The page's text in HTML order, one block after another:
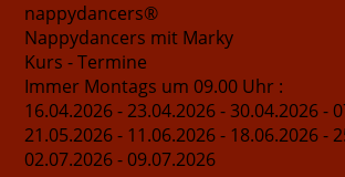
nappydancers®
Nappydancers mit Marky
Kurs - Termine
Immer Montags um 09.00 Uhr :
16.04.2026 - 23.04.2026 - 30.04.2026 -
21.05.2026 - 11.06.2026 - 18.06.2026 -
02.07.2026 - 09.07.2026